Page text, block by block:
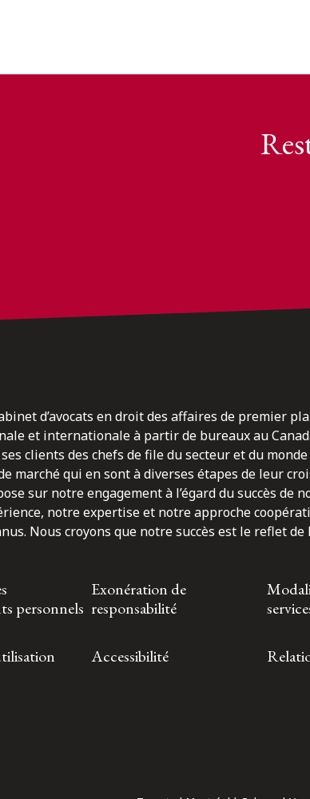
d’avocats en droit des affaires de premier
et internationale à partir de bureaux au
clients des chefs de file du secteur et du
marché qui en sont à diverses étapes de leur
sur notre engagement à l’égard du succès de
notre expertise et notre approche
Nous croyons que notre succès est le reflet
personnels
Exonération de
responsabilité
Accessibilité